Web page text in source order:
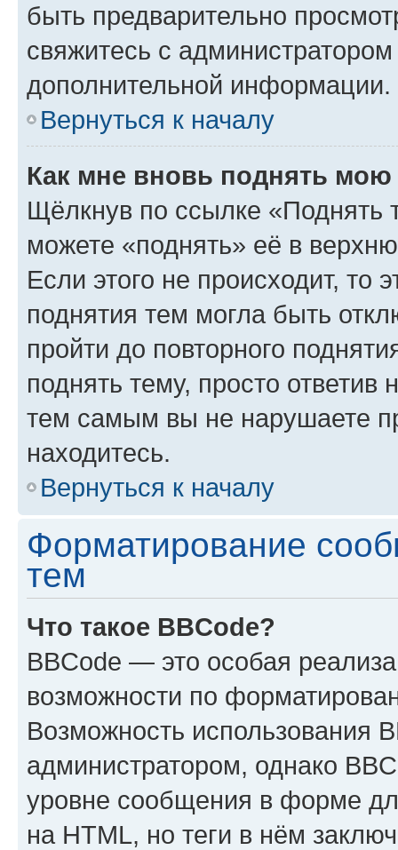
быть предварительно
свяжитесь с
дополнительной информации.
Вернуться к началу
Как мне вновь поднять мою
Щёлкнув по ссылке «Поднять
можете «поднять» её в
Если этого не происходит, то
поднятия тем могла быть
пройти до повторного
поднять тему, просто ответив
тем самым вы не нарушаете
находитесь.
Вернуться к началу
Форматирование
тем
Что такое BBCode?
BBCode — это особая
возможности по
Возможность использования
администратором, однако
уровне сообщения в форме
на HTML, но теги в нём